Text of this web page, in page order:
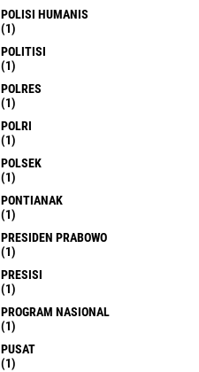
POLISI HUMANIS
(1)
POLITISI
(1)
POLRES
(1)
POLRI
(1)
POLSEK
(1)
PONTIANAK
(1)
PRESIDEN PRABOWO
(1)
PRESISI
(1)
PROGRAM NASIONAL
(1)
PUSAT
(1)